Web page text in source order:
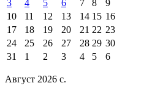
3
4 5 6 7 8
9
10
11 12 13 14 15 16
17
18 19 20 21 22 23
24
25 26 27 28 29 30
31
1 2 3 4 5 6
Август 2026 c.